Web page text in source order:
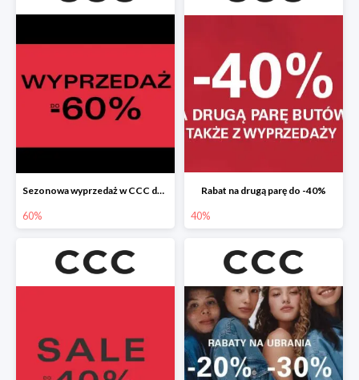
Sezonowa wyprzedaż w CCC do -60%
60%
Rabat na drugą parę do -40%
40%